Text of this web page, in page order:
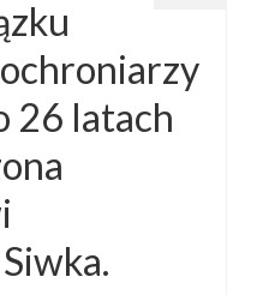
26 latach